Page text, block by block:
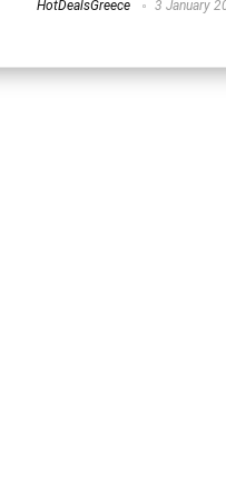
HotDealsGreece 3 January